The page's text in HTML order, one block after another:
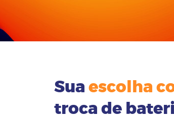
Sua escolha
troca de